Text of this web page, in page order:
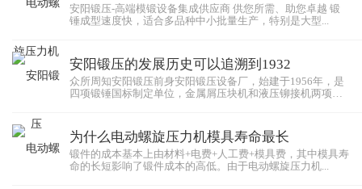
安阳锻压-高端模锻设备集成供应商 供您所需、助您卓越 锻
锤成型速度快，适合多品种中小批量生产，特别是大型...
安阳锻压的发展历史可以追溯到1932
众所周知安阳锻压前身安阳锻压设备厂，始建于1956年，是
四项锻锤国标制定单位，金属屑压块机和液压铆接机两项
为什么电动螺旋压力机模具寿命最长
锻件的成本基本上由材料+电费+人工费+模具费，其中模具寿
命的长短影响了锻件成本的高低。由于电动螺旋压力机...